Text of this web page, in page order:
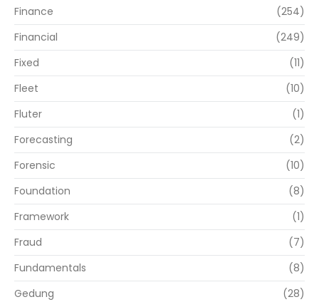
Finance
(254)
Financial
(249)
Fixed
(11)
Fleet
(10)
Fluter
(1)
Forecasting
(2)
Forensic
(10)
Foundation
(8)
Framework
(1)
Fraud
(7)
Fundamentals
(8)
Gedung
(28)